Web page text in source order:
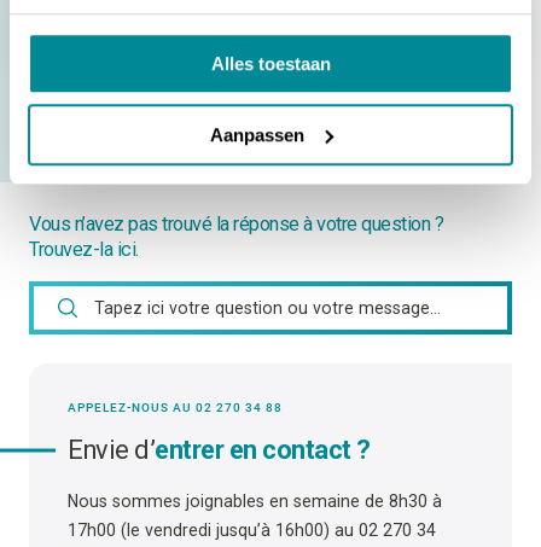
Alles toestaan
Aanpassen
Comment imprimer des étiquettes Climapulse ?
Vous n’avez pas trouvé la réponse à votre question ?
Trouvez-la ici.
APPELEZ-NOUS AU 02 270 34 88
Envie d’entrer en contact ?
Nous sommes joignables en semaine de 8h30 à
17h00 (le vendredi jusqu’à 16h00) au 02 270 34